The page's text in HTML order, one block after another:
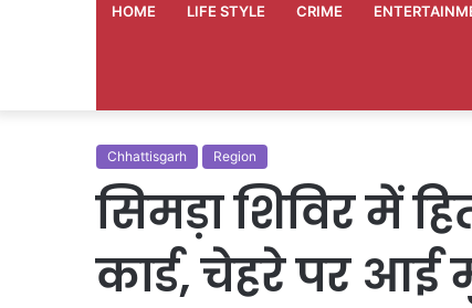
HOME LIFE STYLE CRIME
Chhattisgarh Region
सिमड़ा शिविर में
कार्ड, चेहरे पर आई